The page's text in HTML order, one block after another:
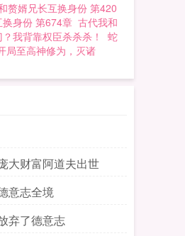
赘婿兄长互换身份 第420
身份 第674章 古代我和
我背靠权臣杀杀杀！
蛇
局至高神修为，灭诸
大财富阿道夫出世
意志全境
弃了德意志